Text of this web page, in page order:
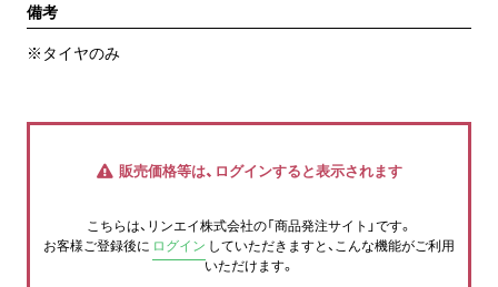
備考
※タイヤのみ
販売価格等は、ログインすると表示されます
こちらは、リンエイ株式会社の「商品発注サイト」です。
お客様ご登録後に ログイン していただきますと、こんな機能がご利用
いただけます。